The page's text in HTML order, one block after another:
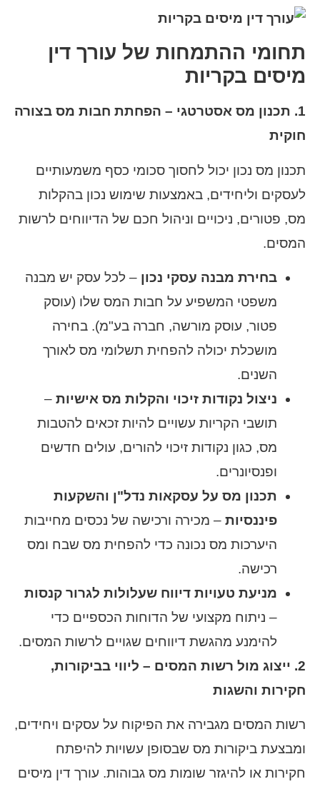
תחומי ההתמחות של עורך דין
מיסים בקריות
1. תכנון מס אסטרטגי – הפחתת חבות מס בצורה
חוקית
תכנון מס נכון יכול לחסוך סכומי כסף משמעותיים
לעסקים וליחידים, באמצעות שימוש נכון בהקלות
מס, פטורים, ניכויים וניהול חכם של הדיווחים לרשות
המסים.
בחירת מבנה עסקי נכון – לכל עסק יש מבנה
משפטי המשפיע על חבות המס שלו (עוסק
פטור, עוסק מורשה, חברה בע"מ). בחירה
מושכלת יכולה להפחית תשלומי מס לאורך
השנים.
ניצול נקודות זיכוי והקלות מס אישיות –
תושבי הקריות עשויים להיות זכאים להטבות
מס, כגון נקודות זיכוי להורים, עולים חדשים
ופנסיונרים.
תכנון מס על עסקאות נדל"ן והשקעות
פיננסיות – מכירה ורכישה של נכסים מחייבות
היערכות מס נכונה כדי להפחית מס שבח ומס
רכישה.
מניעת טעויות דיווח שעלולות לגרור קנסות
– ניתוח מקצועי של הדוחות הכספיים כדי
להימנע מהגשת דיווחים שגויים לרשות המסים.
2. ייצוג מול רשות המסים – ליווי בביקורות,
חקירות והשגות
רשות המסים מגבירה את הפיקוח על עסקים ויחידים,
ומבצעת ביקורות מס שבסופן עשויות להיפתח
חקירות או להיגזר שומות מס גבוהות. עורך דין מיסים